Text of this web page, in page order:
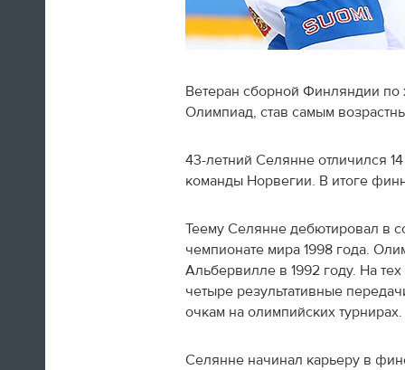
Юлия Липницкая
Ветеран сборной Финляндии по
Олимпиад, став самым
43-летний Селянне отличился
команды Норвегии. В итоге
Теему Селянне дебютировал в
чемпионате мира 1998 года.
Альбервилле в 1992 году. На
четыре результативные
очкам на олимпийских турнирах.
Селянне начинал карьеру в